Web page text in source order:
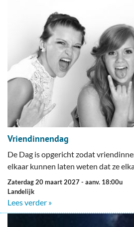
Vriendinnendag
De Dag is opgericht zodat
elkaar kunnen laten weten dat ze
zaterdag 20 maart 2027- aanv. 18:00u
Landelijk
Lees verder »